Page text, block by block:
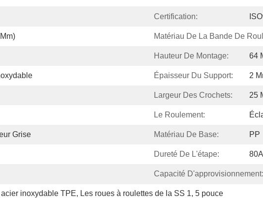
Certification:
Matériau De La Bande De
Hauteur De Montage: 64
Épaisseur Du Support: 2
Largeur Des Crochets: 25
Le Roulement:
Grise Matériau De Base: PP
Dureté De L'étape: 80A
Capacité D'approvisionnement:
inoxydable TPE, Les roues à roulettes de la SS 1, 5 pouce